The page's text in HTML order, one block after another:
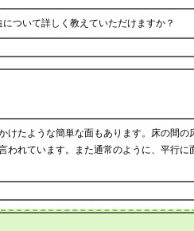
ついて詳しく教えていただけますか？
けたような簡単な面もあります。床の間
われています。また通常のように、平行